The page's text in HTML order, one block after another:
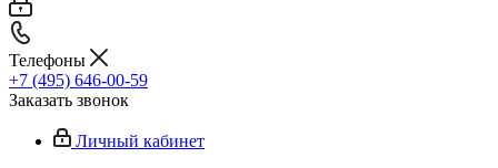
Телефоны
+7 (495) 646-00-59
Заказать звонок
Личный кабинет